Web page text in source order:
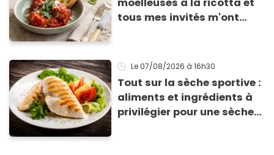
tous mes invités m'ont
Le 07/08/2026 à 16h30
Tout sur la sèche sportive :
aliments et ingrédients à
privilégier pour une sèche